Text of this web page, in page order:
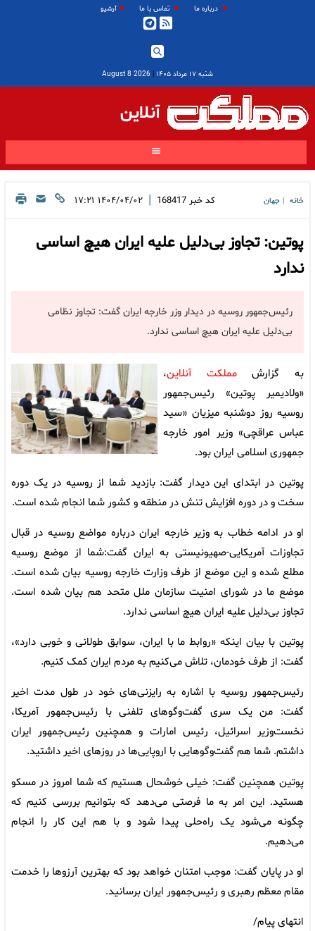
درباره ما تماس با ما آرشیو
شنبه ۱۷ مرداد ۱۴۰۵ |
2026 August 8
آنلاین
خانه جهان کد خبر 168417
| ۱۴۰۴/۰۴/۰۲ ۱۷:۲۱
پوتین: تجاوز بی‌دلیل علیه ایران هیچ اساسی
ندارد
رئیس‌جمهور روسیه در دیدار وزر خارجه ایران گفت: تجاوز نظامی
بی‌دلیل علیه ایران هیچ اساسی ندارد.
به گزارشمملکت آنلاین،
«ولادیمیر پوتین» رئیس‌جمهور
روسیه روز دوشنبه میزیان «سید
عباس عراقچی» وزیر امور خارجه
جمهوری اسلامی ایران بود.
پوتین در ابتدای این دیدار گفت: بازدید شما از روسیه در یک دوره
سخت و در دوره افزایش تنش در منطقه و کشور شما انجام شده است.
او در ادامه خطاب به وزیر خارجه ایران درباره مواضع روسیه در قبال
تجاوزات آمریکایی-صهیونیستی به ایران گفت:شما از موضع روسیه
مطلع شده و این موضع از طرف وزارت خارجه روسیه بیان شده است.
موضع ما در شورای امنیت سازمان ملل متحد هم بیان شده است.
تجاوز بی‌دلیل علیه ایران هیچ اساسی ندارد.
پوتین با بیان اینکه «روابط ما با ایران، سوابق طولانی و خوبی دارد»،
گفت: از طرف خودمان، تلاش می‌کنیم به مردم ایران کمک کنیم.
رئیس‌جمهور روسیه با اشاره به رایزنی‌های خود در طول مدت اخیر
گفت: من یک سری گفت‌وگوهای تلفنی با رئیس‌جمهور آمریکا،
نخست‌وزیر اسرائیل، رئیس امارات و همچنین رئیس‌جمهور ایران
داشتم. شما هم گفت‌وگوهایی با اروپایی‌ها در روزهای اخیر داشتید.
پوتین همچنین گفت: خیلی خوشحال هستیم که شما امروز در مسکو
هستید. این امر به ما فرصتی می‌دهد که بتوانیم بررسی کنیم که
چگونه می‌شود یک راه‌حلی پیدا شود و با هم این کار را انجام
می‌دهیم.
او در پایان گفت: موجب امتنان خواهد بود که بهترین آرزوها را خدمت
مقام معظم رهبری و رئیس‌جمهور ایران برسانید.
انتهای پیام/